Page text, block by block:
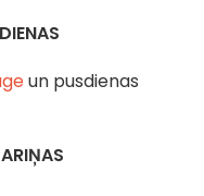
un pusdienas